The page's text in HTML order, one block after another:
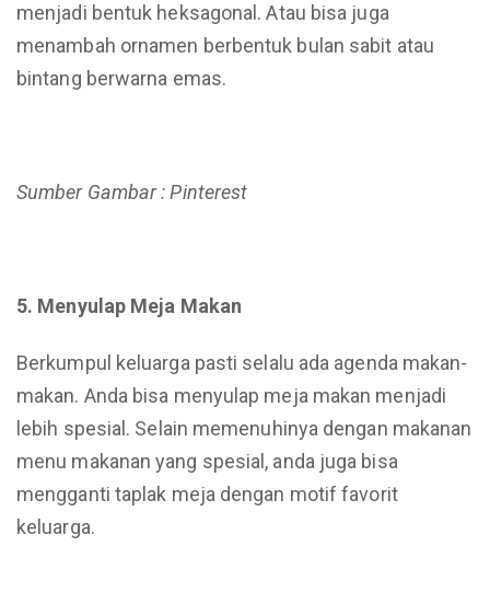
menjadi bentuk heksagonal. Atau bisa juga
menambah ornamen berbentuk bulan sabit atau
bintang berwarna emas.
Sumber Gambar : Pinterest
5. Menyulap Meja Makan
Berkumpul keluarga pasti selalu ada agenda makan-
makan. Anda bisa menyulap meja makan menjadi
lebih spesial. Selain memenuhinya dengan makanan
menu makanan yang spesial, anda juga bisa
mengganti taplak meja dengan motif favorit
keluarga.